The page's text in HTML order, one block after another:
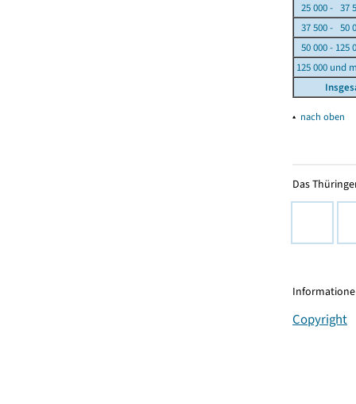
25 000 - 37
37 500 - 50
50 000 - 125
125 000 und
▴ nach oben
Das
Copyright